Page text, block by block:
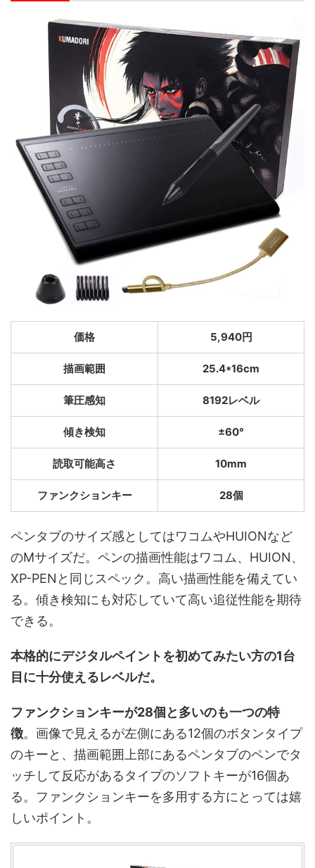
価格 5,940円
描画範囲 25.4*16cm
筆圧感知 8192レベル
傾き検知 ±60°
読取可能高さ 10mm
ファンクションキー 28個
ペンタブのサイズ感としてはワコムやHUIONなど
のMサイズだ。ペンの描画性能はワコム、HUION、
XP-PENと同じスペック。高い描画性能を備えてい
る。傾き検知にも対応していて高い追従性能を期待
できる。
本格的にデジタルペイントを初めてみたい方の1台
目に十分使えるレベルだ。
ファンクションキーが28個と多いのも一つの特
徴。画像で見えるが左側にある12個のボタンタイプ
のキーと、描画範囲上部にあるペンタブのペンでタ
ッチして反応があるタイプのソフトキーが16個あ
る。ファンクションキーを多用する方にとっては嬉
しいポイント。